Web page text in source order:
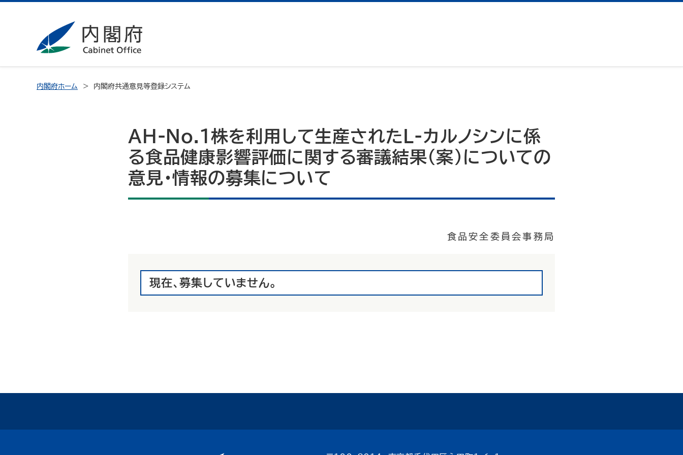
内閣府ホーム 内閣府共通意見等登録システム
AH-No.1株を利用して生産されたL-カルノシンに係
る食品健康影響評価に関する審議結果（案）についての
意見・情報の募集について
食品安全委員会事務局
現在、募集していません。